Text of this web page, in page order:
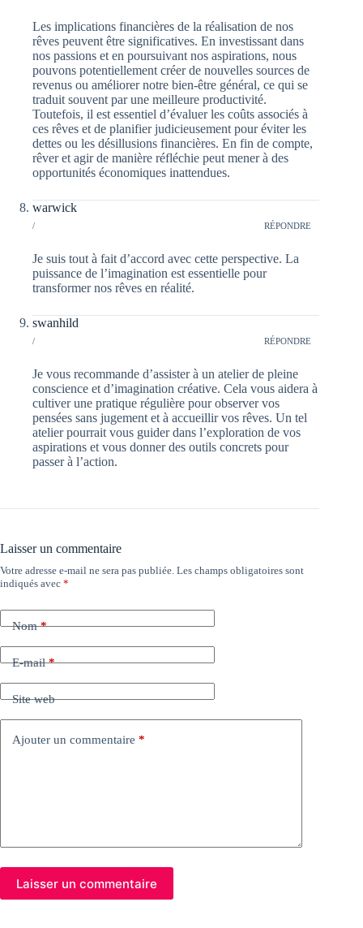
Les implications financières de la réalisation de nos
rêves peuvent être significatives. En investissant dans
nos passions et en poursuivant nos aspirations, nous
pouvons potentiellement créer de nouvelles sources de
revenus ou améliorer notre bien-être général, ce qui se
traduit souvent par une meilleure productivité.
Toutefois, il est essentiel d’évaluer les coûts associés à
ces rêves et de planifier judicieusement pour éviter les
dettes ou les désillusions financières. En fin de compte,
rêver et agir de manière réfléchie peut mener à des
opportunités économiques inattendues.
warwick
/ RÉPONDRE
Je suis tout à fait d’accord avec cette perspective. La
puissance de l’imagination est essentielle pour
transformer nos rêves en réalité.
swanhild
/ RÉPONDRE
Je vous recommande d’assister à un atelier de pleine
conscience et d’imagination créative. Cela vous aidera à
cultiver une pratique régulière pour observer vos
pensées sans jugement et à accueillir vos rêves. Un tel
atelier pourrait vous guider dans l’exploration de vos
aspirations et vous donner des outils concrets pour
passer à l’action.
Laisser un commentaire
Votre adresse e-mail ne sera pas publiée. Les champs obligatoires sont
indiqués avec *
Nom*
E-mail*
Site web
Ajouter un commentaire *
Laisser un commentaire